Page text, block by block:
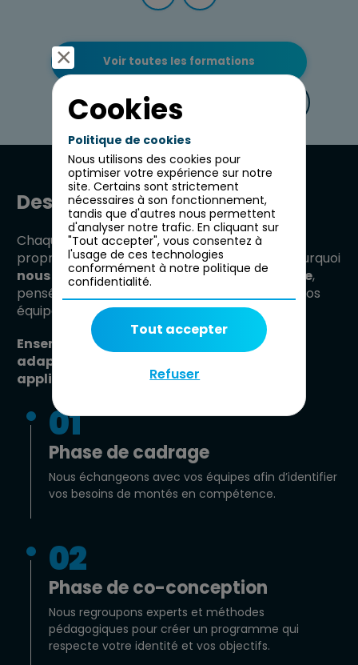
Voir toutes les formations
Voir le catalogue
Des formations sur mesure
Chaque organisation a ses propres enjeux, ses
nous concevons des formations sur mesure,
pensées pour répondre aux besoins réels de vos
équipes.
Ensemble, nous construisons des parcours
adaptés, concrets et immédiatement
applicables.
01
Phase de cadrage
Nous échangeons avec vos équipes afin d’identifier
vos besoins de montés en compétence.
02
Phase de co-conception
Nous regroupons experts et méthodes
pédagogiques pour créer un programme qui
respecte votre identité et vos objectifs.
Cookies
Politique de cookies
Nous utilisons des cookies pour
optimiser votre expérience sur notre
site. Certains sont strictement
nécessaires à son fonctionnement,
tandis que d'autres nous permettent
d'analyser notre trafic. En cliquant sur
"Tout accepter", vous consentez à
l'usage de ces technologies
conformément à notre politique de
confidentialité.
Refuser
Tout accepter